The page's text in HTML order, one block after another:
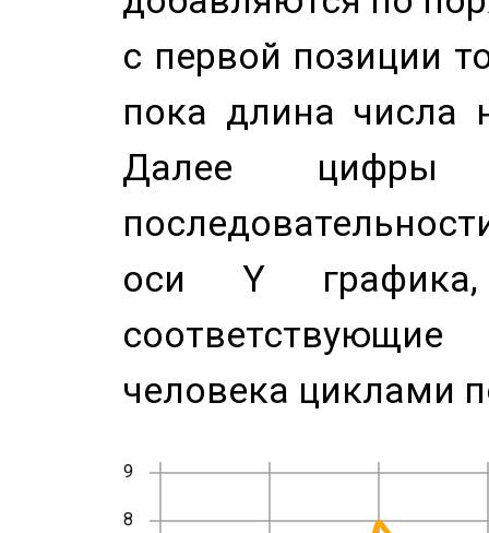
с первой позиции
пока длина числа
Далее цифры
оси Y
человека циклами